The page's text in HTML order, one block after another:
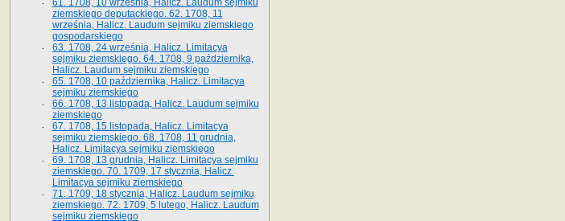
61. 1708, 10 września, Halicz. Laudum sejmiku
ziemskiego deputackiego. 62. 1708, 11
września, Halicz. Laudum sejmiku ziemskiego
gospodarskiego
63. 1708, 24 września, Halicz. Limitacya
sejmiku ziemskiego. 64. 1708, 9 października,
Halicz. Laudum sejmiku ziemskiego
65­. 1708, 10 października, Halicz. Limitacya
sejmiku ziemskiego
66. 1708, 13 listopada, Halicz. Laudum sejmiku
ziemskiego
67. 1708, 15 listopada, Halicz. Limitacya
sejmiku ziemskiego. 68. 1708, 11 grudnia,
Halicz. Limitacya sejmiku ziemskiego
69. 1708, 13 grudnia, Halicz. Limitacya sejmiku
ziemskiego. 70. 1709, 17 stycznia, Halicz.
Limitacya sejmiku ziemskiego
71. 1709, 18 stycznia, Halicz. Laudum sejmiku
ziemskiego. 72. 1709, 5 lutego, Halicz. Laudum
sejmiku ziemskiego